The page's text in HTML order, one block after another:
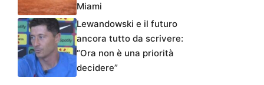
Miami
Lewandowski e il futuro
ancora tutto da scrivere:
“Ora non è una priorità
decidere”